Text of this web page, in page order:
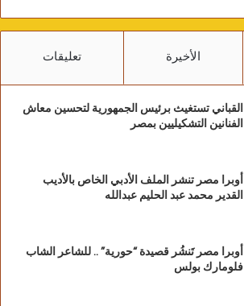
الأخيرة تعليقات
القباني تستغيث برئيس الجمهورية لتحسين معاش
الفنانين التشكيليين بمصر
أوبرا مصر تنشر الملف الأدبي الخاص بالأديب
القدير محمد عبد الحليم عبدالله
أوبرا مصر تَنشُر قصيدة “حورية” .. للشاعر الشاب
فلومارك بولس